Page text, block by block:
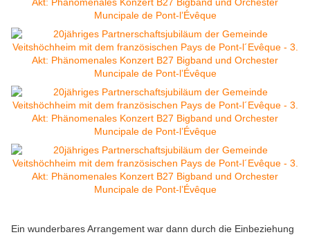
Ein wunderbares Arrangement war dann durch die Einbeziehung